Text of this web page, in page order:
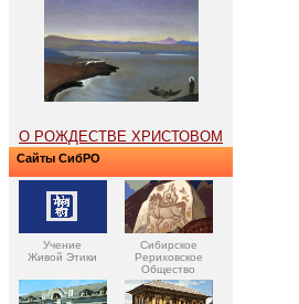
О РОЖДЕСТВЕ ХРИСТОВОМ
Сайты СибРО
Учение
Живой Этики
Сибирское
Рериховское
Общество